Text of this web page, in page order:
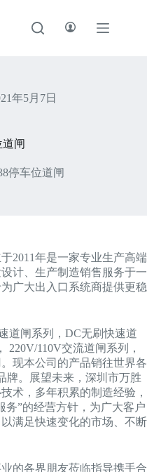
年5月7日
道闸
停车位道闸
2011年是一家专业生产高端
计、生产制造销售服务于一
广大出入口系统商提供更稳
道闸系列，DC无刷快速道
220V/110V交流道闸系列，
现本公司的产品销往世界各
牌。展望未来，深圳市万胜
术，多年积累的制造经验，
务”的经营方针，为广大客户
满足快速变化的市场、不断
的各界朋友莅临指导携手合